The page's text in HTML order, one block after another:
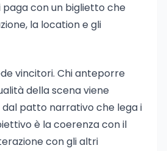
con un biglietto che
la location e gli
vincitori. Chi anteporre
della scena viene
patto narrativo che lega i
è la coerenza con il
con gli altri